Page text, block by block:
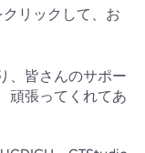
リックして、お
、皆さんのサポー
頑張ってくれてあ